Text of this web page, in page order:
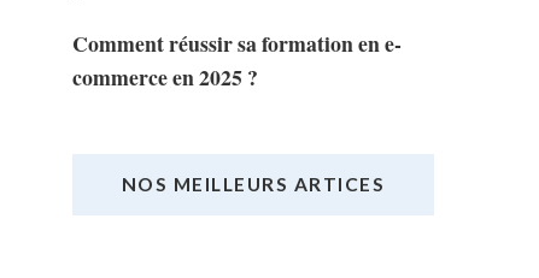
Comment réussir sa formation en e-
commerce en 2025 ?
NOS MEILLEURS ARTICES